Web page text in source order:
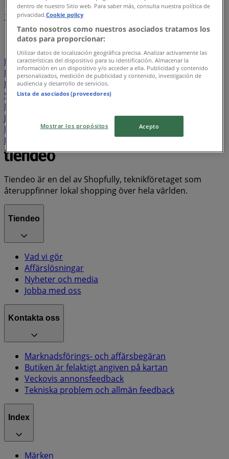
1 345
21
Willys
Lidl ÖoB ICA Maxi Rusta
Hemköp
DollarStore
Coop Stora Coop City Gross EKO
Kvantum
Systembolaget
ICA Supermarket
Blomsterlandet
Swedbank
Snabbgross
Tempo Jula
Matcenter
Jem&Fix
Bauhaus Nya Pulsen
Matdax
Matvärlden
Pekås Plantagen Cassels
ICA Nära
Lager 157
Tiendeo är en del av Shopfully, teknikföretaget som
återuppfinner lokal shopping över hela världen.
Tiendeo
Vad vi gör
Affärslösningar
Nyheter och media
Jobba med oss
Kontakta oss
Marknadsförings- och affärsbegäran
Butiken är felaktigt angiven på kartan
Veckovis annonsfeedback
Tekniska problem och allmän feedback
Index
Märken
dentro de nuestro Sitio web. Para saber más, consulta nuestra política de
privacidad.Cookie policy
Tanto nosotros como nuestros asociados tratamos los
datos para proporcionar:
Utilizar datos de localización geográfica precisa. Analizar activamente las
características del dispositivo para su identificación. Almacenar la
información en un dispositivo y/o acceder a ella. Publicidad y contenido
personalizados, medición de publicidad y contenido, investigación de
audiencia y desarrollo de servicios.
Lista de asociados (proveedores)
Mostrar los propósitos Acepto